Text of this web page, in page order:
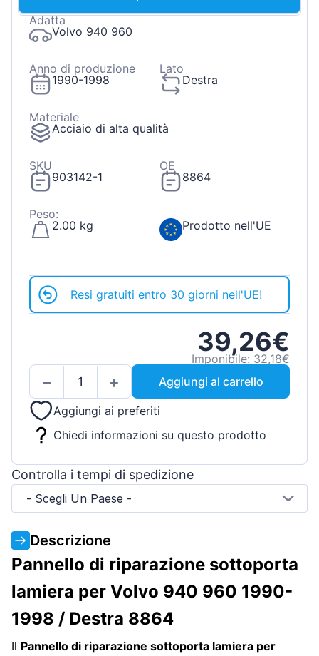
Adatta
Volvo 940 960
Anno di produzione
1990-1998
Lato
Destra
Materiale
Acciaio di alta qualità
SKU
903142-1
OE
8864
Peso:
2.00 kg
Prodotto nell'UE
Resi gratuiti entro 30 giorni nell'UE!
39,26€
Imponibile: 32,18€
Aggiungi al carrello
Aggiungi ai preferiti
Chiedi informazioni su questo prodotto
Controlla i tempi di spedizione
- Scegli Un Paese -
Descrizione
Pannello di riparazione sottoporta
lamiera per Volvo 940 960 1990-
1998 / Destra 8864
Il Pannello di riparazione sottoporta lamiera per